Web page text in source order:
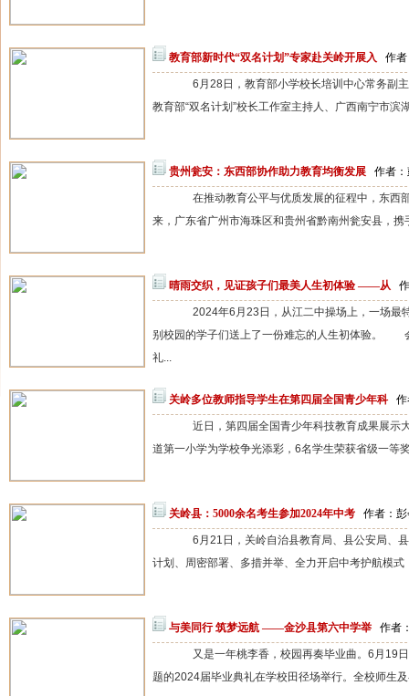
教育部新时代“双名计划”专家赴关岭开展入 作者
6月28日，教育部小学校长培训中心常务副主
教育部“双名计划”校长工作室主持人、广西南宁市滨
贵州瓮安：东西部协作助力教育均衡发展 作者：
在推动教育公平与优质发展的征程中，东西
来，广东省广州市海珠区和贵州省黔南州瓮安县，
晴雨交织，见证孩子们最美人生初体验 ——从
2024年6月23日，从江二中操场上，一场最
别校园的学子们送上了一份难忘的人生初体验。
礼...
关岭多位教师指导学生在第四届全国青少年科 作
近日，第四届全国青少年科技教育成果展示
道第一小学为学校争光添彩，6名学生荣获省级一等
关岭县：5000余名考生参加2024年中考 作者：彭
6月21日，关岭自治县教育局、县公安局、县
计划、周密部署、多措并举、全力开启中考护航模
与美同行 筑梦远航 ——金沙县第六中学举 作者
又是一年桃李香，校园再奏毕业曲。6月19日
题的2024届毕业典礼在学校田径场举行。全校师生